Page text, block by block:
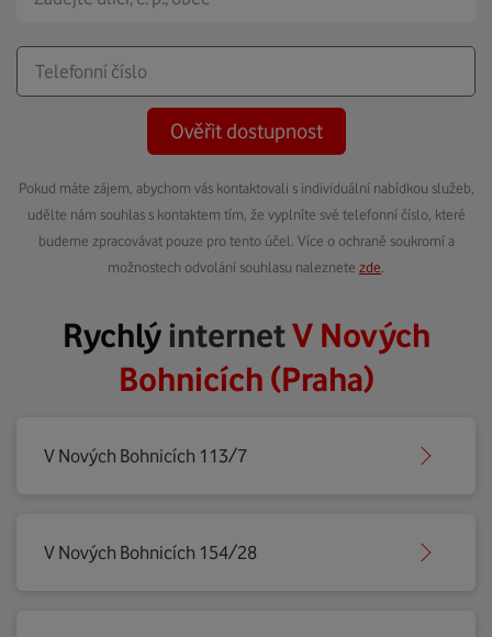
Ověřit dostupnost
Pokud máte zájem, abychom vás kontaktovali s individuální nabídkou služeb,
udělte nám souhlas s kontaktem tím, že vyplníte své telefonní číslo, které
budeme zpracovávat pouze pro tento účel. Více o ochraně soukromí a
možnostech odvolání souhlasu naleznete zde
RychlýinternetV Nových
Bohnicích (Praha)
V Nových Bohnicích 113/7
V Nových Bohnicích 154/28